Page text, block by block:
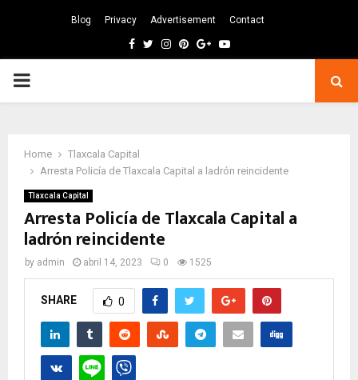
Blog Privacy Advertisement Contact
Facebook
TwitterInstagram
Pinterest
GoogleYoutube
PRIMARY
Home
Tlaxcala Capital
Arresta Policía de Tlaxcala Capital a ladrón reincidente
Tlaxcala Capital
Arresta Policía de Tlaxcala Capital a
ladrón reincidente
by admin abril 14, 2023 0 1525
SHARE 0